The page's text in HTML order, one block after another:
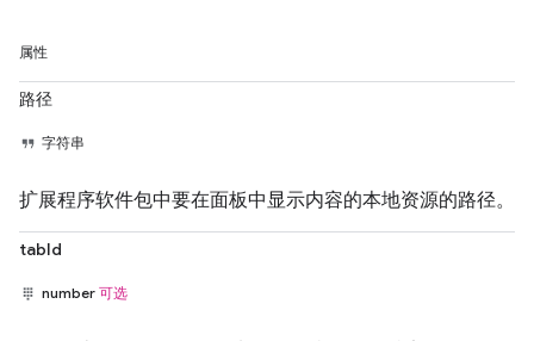
属性
路径
字符串
扩展程序软件包中要在面板中显示内容的本地资源的路径。
tabId
number 可选